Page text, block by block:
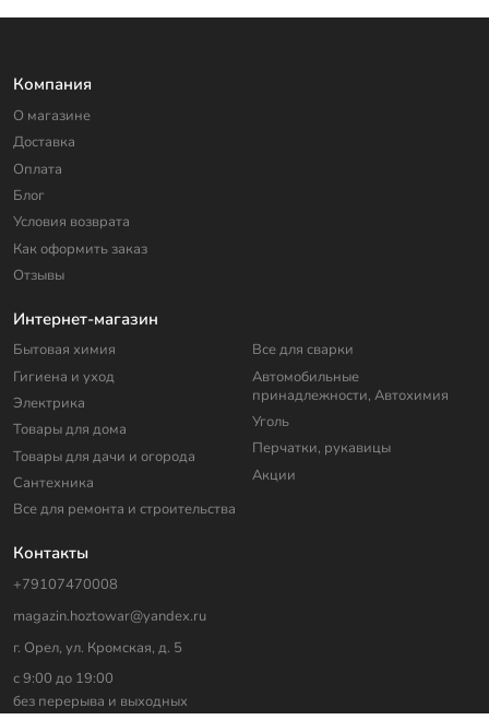
Компания
О магазине
Доставка
Оплата
Блог
Условия возврата
Как оформить заказ
Отзывы
Интернет-магазин
Бытовая химия
Гигиена и уход
Электрика
Товары для дома
Товары для дачи и огорода
Сантехника
Все для ремонта и строительства
Все для сварки
Автомобильные
принадлежности, Автохимия
Уголь
Перчатки, рукавицы
Акции
Контакты
+79107470008
magazin.hoztowar@yandex.ru
г. Орел, ул. Кромская, д. 5
с 9:00 до 19:00
без перерыва и выходных